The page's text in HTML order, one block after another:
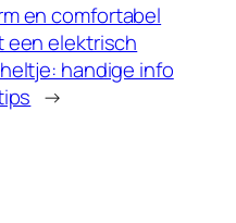
en comfortabel
een elektrisch
handige info
→